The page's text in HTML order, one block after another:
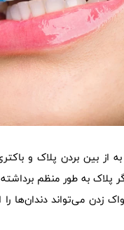
از بین بردن پلاک و
به طور منظم
می‌تواند دندان‌ها را